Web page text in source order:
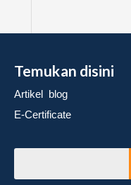
Temukan disini
Artikel blog
E-Certificate